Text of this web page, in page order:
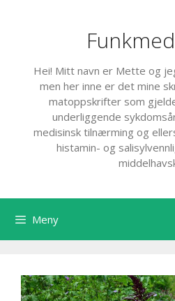
Hei! Mitt navn er Mette og
men her inne er det mine
matoppskrifter som
underliggende
medisinsk tilnærming og
histamin- og
Meny